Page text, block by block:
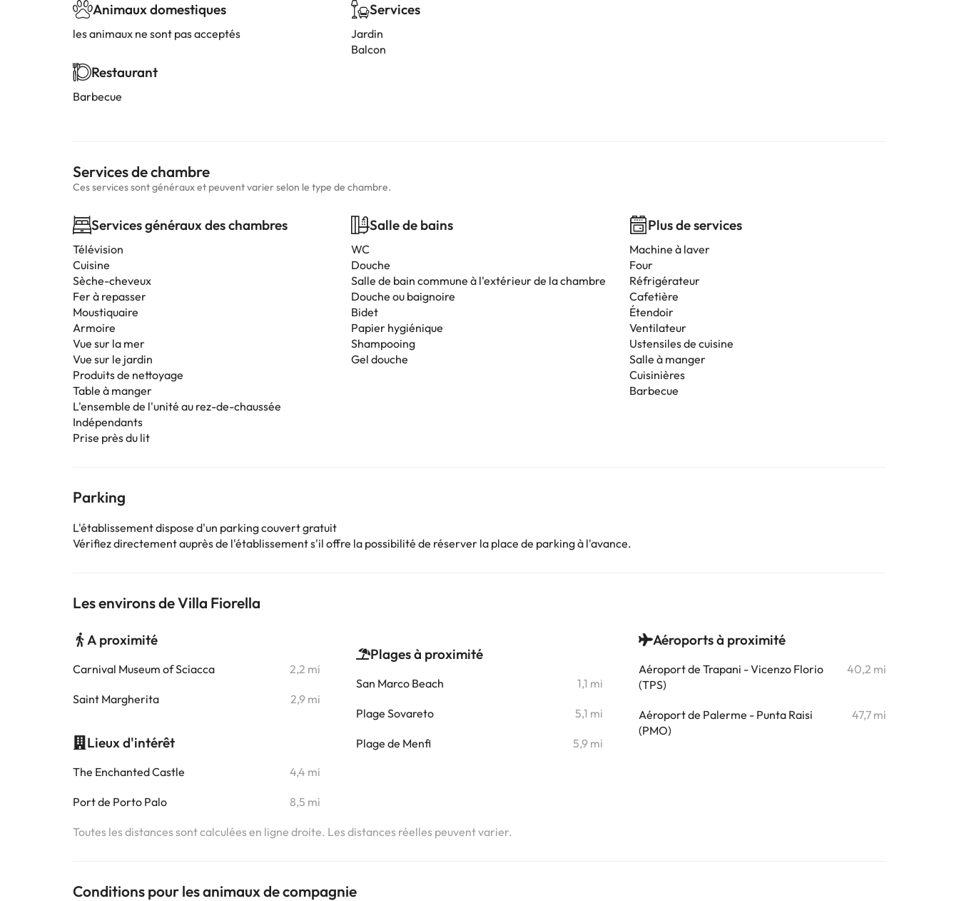
Animaux domestiques
les animaux ne sont pas acceptés
Restaurant
Barbecue
Services
Jardin
Balcon
Services de chambre
Ces services sont généraux et peuvent varier selon le type de chambre.
Services généraux des chambres
Télévision
Cuisine
Sèche-cheveux
Fer à repasser
Moustiquaire
Armoire
Vue sur la mer
Vue sur le jardin
Produits de nettoyage
Table à manger
L'ensemble de l'unité au rez-de-chaussée
Indépendants
Prise près du lit
Salle de bains
WC
Douche
Salle de bain commune à l'extérieur de la chambre
Douche ou baignoire
Bidet
Papier hygiénique
Shampooing
Gel douche
Plus de services
Machine à laver
Four
Réfrigérateur
Cafetière
Étendoir
Ventilateur
Ustensiles de cuisine
Salle à manger
Cuisinières
Barbecue
Parking
L'établissement dispose d'un parking couvert gratuit
Vérifiez directement auprès de l'établissement s'il offre la possibilité de réserver la place de parking à l'avance.
Les environs de Villa Fiorella
A proximité
Carnival Museum of Sciacca 2,2 mi
Saint Margherita 2,9 mi
Lieux d'intérêt
The Enchanted Castle 4,4 mi
Port de Porto Palo 8,5 mi
Plages à proximité
San Marco Beach 1,1 mi
Plage Sovareto 5,1 mi
Plage de Menfi 5,9 mi
Aéroports à proximité
Aéroport de Trapani - Vicenzo Florio
(TPS)
40,2 mi
Aéroport de Palerme - Punta Raisi
(PMO)
47,7 mi
Toutes les distances sont calculées en ligne droite. Les distances réelles peuvent varier.
Conditions pour les animaux de compagnie